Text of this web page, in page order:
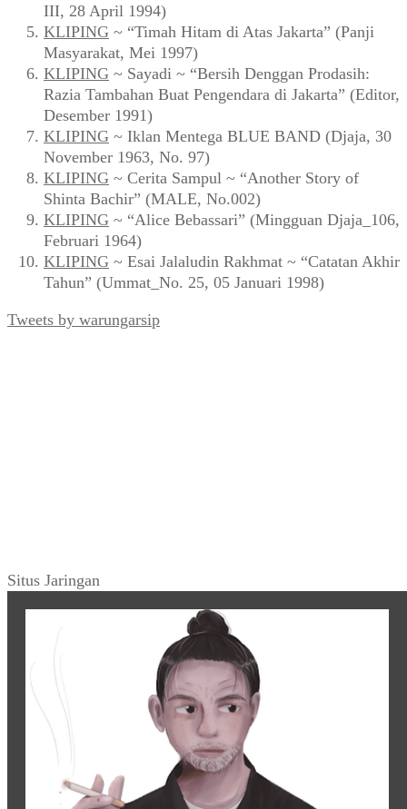
III, 28 April 1994)
KLIPING ~ “Timah Hitam di Atas Jakarta” (Panji
Masyarakat, Mei 1997)
KLIPING ~ Sayadi ~ “Bersih Denggan Prodasih:
Razia Tambahan Buat Pengendara di Jakarta” (Editor,
Desember 1991)
KLIPING ~ Iklan Mentega BLUE BAND (Djaja, 30
November 1963, No. 97)
KLIPING ~ Cerita Sampul ~ “Another Story of
Shinta Bachir” (MALE, No.002)
KLIPING ~ “Alice Bebassari” (Mingguan Djaja_106,
Februari 1964)
KLIPING ~ Esai Jalaludin Rakhmat ~ “Catatan Akhir
Tahun” (Ummat_No. 25, 05 Januari 1998)
Tweets by warungarsip
Situs Jaringan